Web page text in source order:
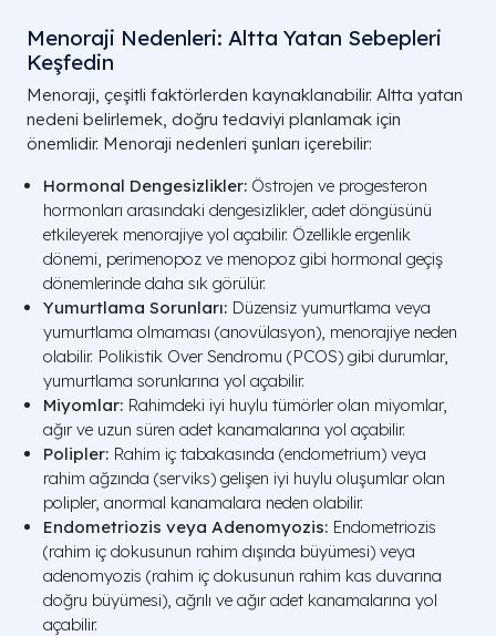
Menoraji Nedenleri: Altta Yatan Sebepleri
Keşfedin
Menoraji, çeşitli faktörlerden kaynaklanabilir. Altta yatan
nedeni belirlemek, doğru tedaviyi planlamak için
önemlidir. Menoraji nedenleri şunları içerebilir:
Hormonal Dengesizlikler: Östrojen ve progesteron
hormonları arasındaki dengesizlikler, adet döngüsünü
etkileyerek menorajiye yol açabilir. Özellikle ergenlik
dönemi, perimenopoz ve menopoz gibi hormonal geçiş
dönemlerinde daha sık görülür.
Yumurtlama Sorunları: Düzensiz yumurtlama veya
yumurtlama olmaması (anovülasyon), menorajiye neden
olabilir. Polikistik Over Sendromu (PCOS) gibi durumlar,
yumurtlama sorunlarına yol açabilir.
Miyomlar: Rahimdeki iyi huylu tümörler olan miyomlar,
ağır ve uzun süren adet kanamalarına yol açabilir.
Polipler: Rahim iç tabakasında (endometrium) veya
rahim ağzında (serviks) gelişen iyi huylu oluşumlar olan
polipler, anormal kanamalara neden olabilir.
Endometriozis veya Adenomyozis: Endometriozis
(rahim iç dokusunun rahim dışında büyümesi) veya
adenomyozis (rahim iç dokusunun rahim kas duvarına
doğru büyümesi), ağrılı ve ağır adet kanamalarına yol
açabilir.